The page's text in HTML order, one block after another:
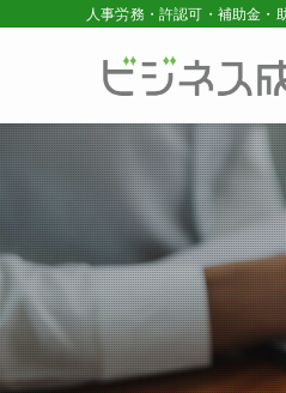
人事労務・許認可・補助金・